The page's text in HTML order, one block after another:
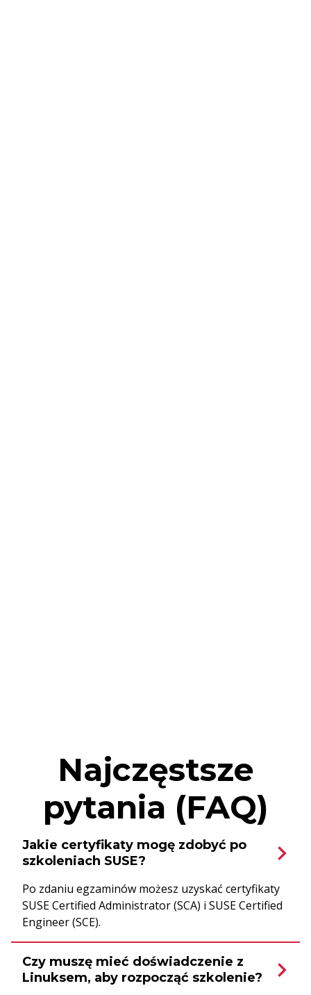
Najczęstsze
pytania (FAQ)
Jakie certyfikaty mogę zdobyć po
szkoleniach SUSE?
Po zdaniu egzaminów możesz uzyskać certyfikaty
SUSE Certified Administrator (SCA) i SUSE Certified
Engineer (SCE).
Czy muszę mieć doświadczenie z
Linuksem, aby rozpocząć szkolenie?